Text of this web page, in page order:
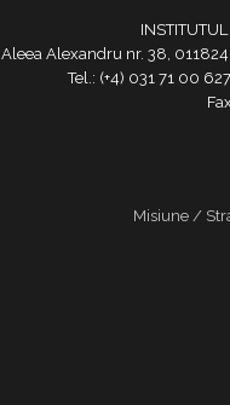
Aleea Alexandru nr. 38,
Tel.: (+4) 031 71 00
Misiune /